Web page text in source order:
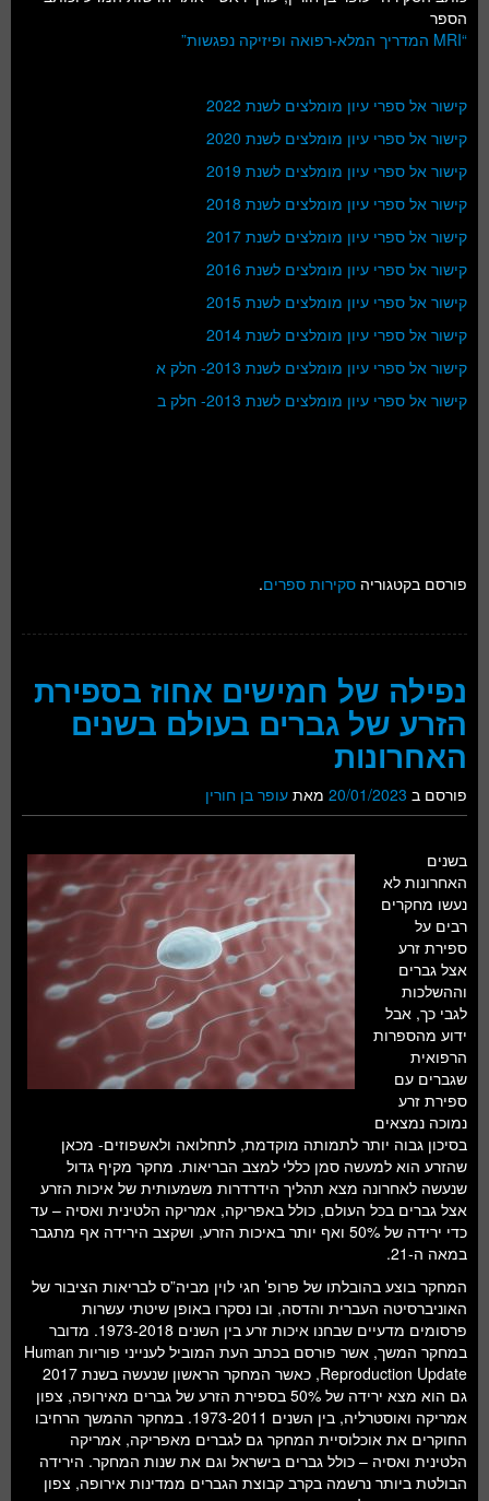
הספר
“MRI המדריך המלא-רפואה ופיזיקה נפגשות”
קישור אל ספרי עיון מומלצים לשנת 2022
קישור אל ספרי עיון מומלצים לשנת 2020
קישור אל ספרי עיון מומלצים לשנת 2019
קישור אל ספרי עיון מומלצים לשנת 2018
קישור אל ספרי עיון מומלצים לשנת 2017
קישור אל ספרי עיון מומלצים לשנת 2016
קישור אל ספרי עיון מומלצים לשנת 2015
קישור אל ספרי עיון מומלצים לשנת 2014
קישור אל ספרי עיון מומלצים לשנת 2013- חלק א
קישור אל ספרי עיון מומלצים לשנת 2013- חלק ב
פורסם בקטגוריה סקירות ספרים.
נפילה של חמישים אחוז בספירת
הזרע של גברים בעולם בשנים
האחרונות
פורסם ב 20/01/2023 מאת עופר בן חורין
בשנים
האחרונות לא
נעשו מחקרים
רבים על
ספירת זרע
אצל גברים
וההשלכות
לגבי כך, אבל
ידוע מהספרות
הרפואית
שגברים עם
ספירת זרע
נמוכה נמצאים
בסיכון גבוה יותר לתמותה מוקדמת, לתחלואה ולאשפוזים- מכאן
שהזרע הוא למעשה סמן כללי למצב הבריאות. מחקר מקיף גדול
שנעשה לאחרונה מצא תהליך הידרדרות משמעותית של איכות הזרע
אצל גברים בכל העולם, כולל באפריקה, אמריקה הלטינית ואסיה – עד
כדי ירידה של 50% ואף יותר באיכות הזרע, ושקצב הירידה אף מתגבר
במאה ה-21.
המחקר בוצע בהובלתו של פרופ’ חגי לוין מביה”ס לבריאות הציבור של
האוניברסיטה העברית והדסה, ובו נסקרו באופן שיטתי עשרות
פרסומים מדעיים שבחנו איכות זרע בין השנים 1973-2018. מדובר
במחקר המשך, אשר פורסם בכתב העת המוביל לענייני פוריות Human
Reproduction Update, כאשר המחקר הראשון שנעשה בשנת 2017
גם הוא מצא ירידה של 50% בספירת הזרע של גברים מאירופה, צפון
אמריקה ואוסטרליה, בין השנים 1973-2011. במחקר ההמשך הרחיבו
החוקרים את אוכלוסיית המחקר גם לגברים מאפריקה, אמריקה
הלטינית ואסיה – כולל גברים בישראל וגם את שנות המחקר. הירידה
הבולטת ביותר נרשמה בקרב קבוצת הגברים ממדינות אירופה, צפון